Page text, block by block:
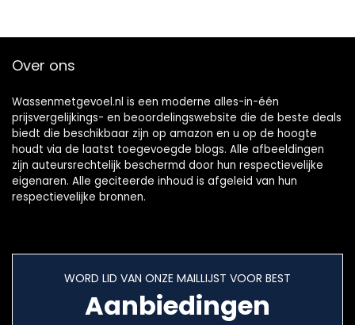
Over ons
Wassenmetgevoel.nl is een moderne alles-in-één
prijsvergelijkings- en beoordelingswebsite die de beste deals
biedt die beschikbaar zijn op amazon en u op de hoogte
houdt via de laatst toegevoegde blogs. Alle afbeeldingen
zijn auteursrechtelijk beschermd door hun respectievelijke
eigenaren. Alle geciteerde inhoud is afgeleid van hun
respectievelijke bronnen.
WORD LID VAN ONZE MAILLIJST VOOR BEST
Aanbiedingen